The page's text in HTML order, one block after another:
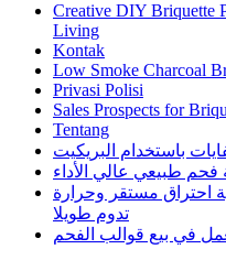
Creative DIY Briquette
Living
Kontak
Low Smoke Charcoal
Privasi Polisi
Sales Prospects for
Tentang
باستخدام البريكيت
طبيعي عالي الأداء
احتراق مستقر وحرارة
تدوم طويلا
في بيع قوالب الفحم